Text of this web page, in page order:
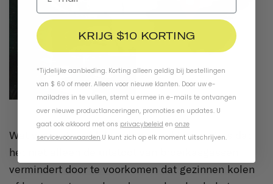
Wat we zo geweldig vinden aan dit project, is dat
het niet alleen de uitstoot van broeikasgassen
vermindert door te voorkomen dat gezinnen kolen
KRIJG $10 KORTING
*Tijdelijke aanbieding. Korting alleen geldig bij bestellingen
van $ 60 of meer. Alleen voor nieuwe klanten. Door uw e-
mailadres in te vullen, stemt u ermee in e-mails te ontvangen
over nieuwe productlanceringen, promoties en updates. U
gaat ook akkoord met ons privacybeleid en onze
servicevoorwaarden.U kunt zich op elk moment uitschrijven.